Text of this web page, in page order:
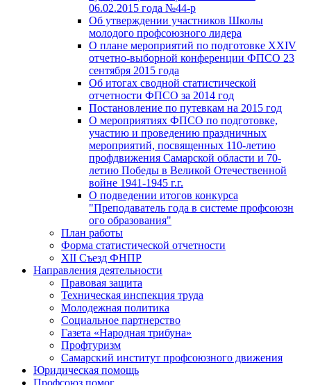
06.02.2015 года №44-р
Об утверждении участников Школы
молодого профсоюзного лидера
О плане мероприятий по подготовке XXIV
отчетно-выборной конференции ФПСО 23
сентября 2015 года
Об итогах сводной статистической
отчетности ФПСО за 2014 год
Постановление по путевкам на 2015 год
О мероприятиях ФПСО по подготовке,
участию и проведению праздничных
мероприятий, посвященных 110-летию
профдвижения Самарской области и 70-
летию Победы в Великой Отечественной
войне 1941-1945 г.г.
О подведении итогов конкурса
"Преподаватель года в системе профсоюзн
ого образования"
План работы
Форма статистической отчетности
XII Съезд ФНПР
Направления деятельности
Правовая защита
Техническая инспекция труда
Молодежная политика
Социальное партнерство
Газета «Народная трибуна»
Профтуризм
Самарский институт профсоюзного движения
Юридическая помощь
Профсоюз помог